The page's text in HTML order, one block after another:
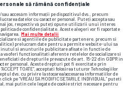
să rămână confidențiale
sau accesăm informații pe dispozitivul dvs., precum
datelor cu caracter personal. Puteți accepta sau
jos, respectiv vă puteți opune utilizării unui interes
de confidențialitate. Aceste alegeri vor fi raportate
Mai multe detalii
si agentiile de publicitate partenere, precum si
prelucram date pentru a permite website-ului sa
si anunturile publicitare afisate in functie de
va oferi functionalitati aferente retelelor de socializare si
de drepturile prevazute de art. 15-22 din GDPR in
personal. Aceste drepturi pot fi exercitate prin
“ACCEPT TOATE”, acceptati folosirea tuturor Tehnologiilor
dvs. cu privire la stocarea/accesarea informatiilor de
pe “VREAU SA MODIFIC SETARILE INDIVIDUAL” puteti
mai putin cele legate de cookie strict necesare pentru